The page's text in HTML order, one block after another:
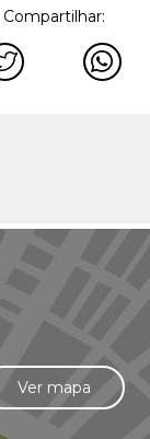
Compartilhar:
Ver mapa